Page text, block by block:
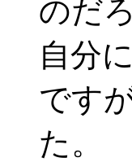
のだ
自分
です
た。